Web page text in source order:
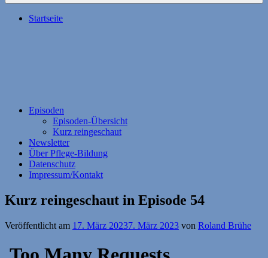
Startseite
Episoden
Episoden-Übersicht
Kurz reingeschaut
Newsletter
Über Pflege-Bildung
Datenschutz
Impressum/Kontakt
Kurz reingeschaut in Episode 54
Veröffentlicht am 17. März 20237. März 2023 von Roland Brühe